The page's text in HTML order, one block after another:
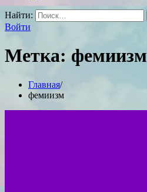
Найти:
Войти
Метка: фемиизм
Главная
фемиизм